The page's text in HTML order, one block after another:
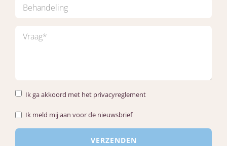
Ik ga akkoord met het privacyreglement
Ik meld mij aan voor de nieuwsbrief